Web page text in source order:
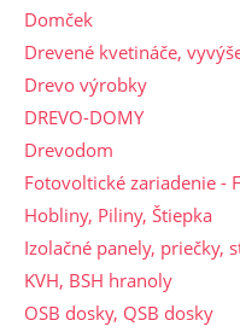
Domček
Drevené kvetináče,
Drevo výrobky
DREVO-DOMY
Drevodom
Fotovoltické zariadenie -
Hobliny, Piliny, Štiepka
Izolačné panely, priečky,
KVH, BSH hranoly
OSB dosky, QSB dosky